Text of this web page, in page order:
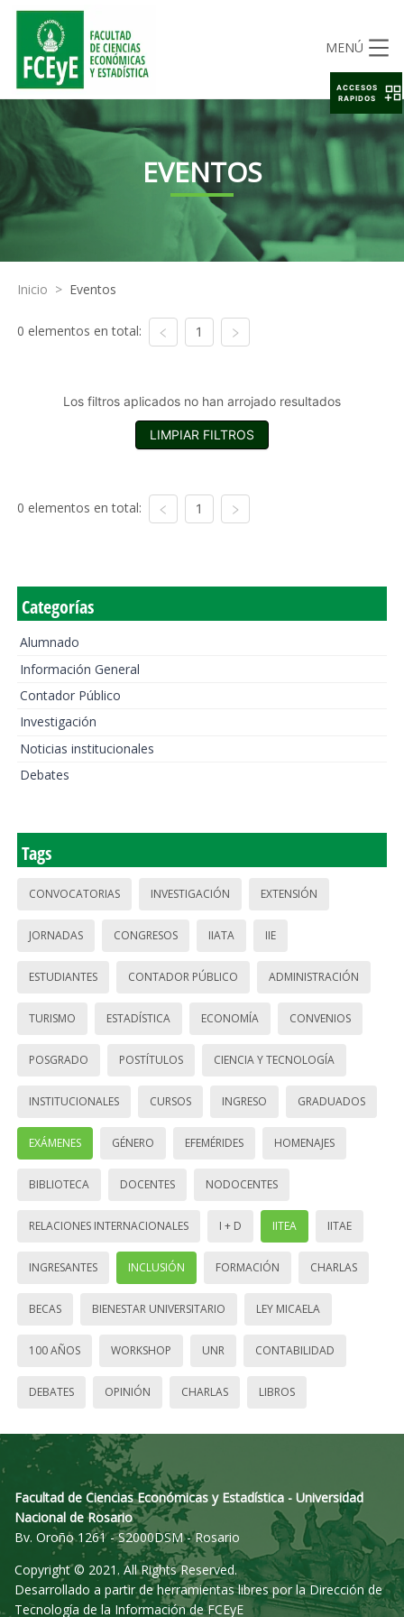
MENÚ
EVENTOS
Inicio > Eventos
0 elementos en total: 1
Los filtros aplicados no han arrojado resultados
LIMPIAR FILTROS
0 elementos en total: 1
Categorías
Alumnado
Información General
Contador Público
Investigación
Noticias institucionales
Debates
Tags
CONVOCATORIAS INVESTIGACIÓN EXTENSIÓN
JORNADAS CONGRESOS IIATA IIE
ESTUDIANTES CONTADOR PÚBLICO ADMINISTRACIÓN
TURISMO ESTADÍSTICA ECONOMÍA CONVENIOS
POSGRADO POSTÍTULOS CIENCIA Y TECNOLOGÍA
INSTITUCIONALES CURSOS INGRESO GRADUADOS
EXÁMENES GÉNERO EFEMÉRIDES HOMENAJES
BIBLIOTECA DOCENTES NODOCENTES
RELACIONES INTERNACIONALES I + D IITEA IITAE
INGRESANTES INCLUSIÓN FORMACIÓN CHARLAS
BECAS BIENESTAR UNIVERSITARIO LEY MICAELA
100 AÑOS WORKSHOP UNR CONTABILIDAD
DEBATES OPINIÓN CHARLAS LIBROS
Facultad de Ciencias Económicas y Estadística - Universidad
Nacional de Rosario
Bv. Oroño 1261 - S2000DSM - Rosario
Copyright © 2021. All Rights Reserved.
Desarrollado a partir de herramientas libres por la Dirección de
Tecnología de la Información de FCEyE
ACCESOS
RAPIDOS